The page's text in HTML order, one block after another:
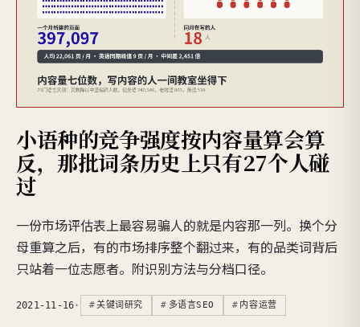
小语种的竞争强度按内容量算会算
反，那批词条历史上只有27个人碰
过
一份市场评估表上最容易骗人的就是内容那一列。换个分
母重算之后，有的市场排序整个翻过来，有的品类词背后
只站着一位志愿者。附识别方法与分档口径。
2021-11-16 · 关键词研究 多语言SEO 内容运营